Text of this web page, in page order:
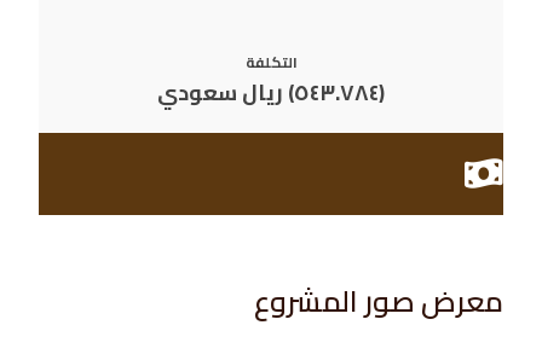
التكلفة
(٥٤٣.٧٨٤ )ريال سعودي
معرض صور المشروع​